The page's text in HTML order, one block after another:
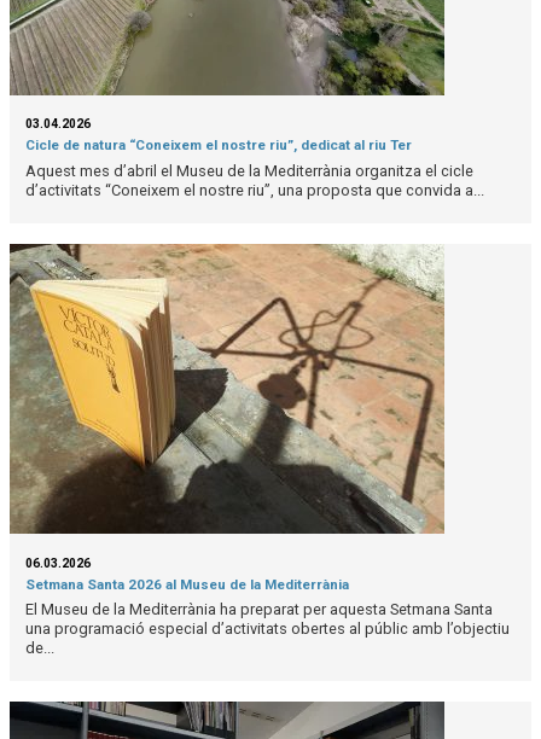
03.04.2026
Cicle de natura “Coneixem el nostre riu”, dedicat al riu Ter
Aquest mes d’abril el Museu de la Mediterrània organitza el cicle
d’activitats “Coneixem el nostre riu”, una proposta que convida a...
06.03.2026
Setmana Santa 2026 al Museu de la Mediterrània
El Museu de la Mediterrània ha preparat per aquesta Setmana Santa
una programació especial d’activitats obertes al públic amb l’objectiu
de...